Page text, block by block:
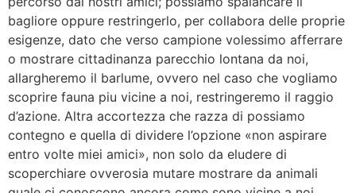
bagliore oppure restringerlo, per collabora delle proprie
esigenze, dato che verso campione volessimo afferrare
o mostrare cittadinanza parecchio lontana da noi,
allargheremo il barlume, ovvero nel caso che vogliamo
scoprire fauna piu vicine a noi, restringeremo il raggio
d’azione. Altra accortezza che razza di possiamo
contegno e quella di dividere l’opzione «non aspirare
entro volte miei amici», non solo da eludere di
scoperchiare ovverosia mutare mostrare da animali